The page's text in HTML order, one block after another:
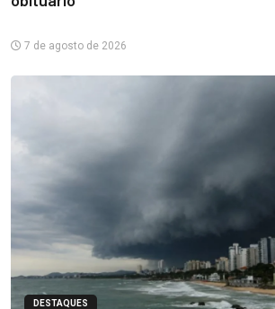
7 de agosto de 2026
DESTAQUES